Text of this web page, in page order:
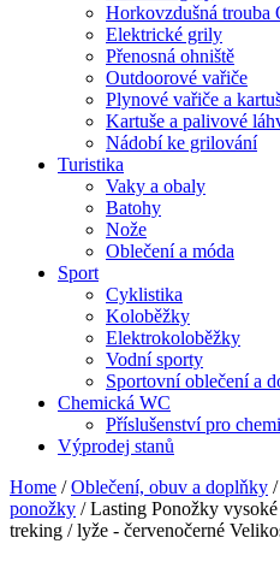
Horkovzdušná trouba
Elektrické grily
Přenosná ohniště
Outdoorové vařiče
Plynové vařiče a
Kartuše a palivové
Nádobí ke grilování
Turistika
Vaky a obaly
Batohy
Nože
Oblečení a móda
Sport
Cyklistika
Koloběžky
Elektrokoloběžky
Vodní sporty
Sportovní oblečení a
Chemická WC
Příslušenství pro
Výprodej stanů
Home /Oblečení, obuv a doplňky /
ponožky / Lasting Ponožky
treking / lyže - červenočerné